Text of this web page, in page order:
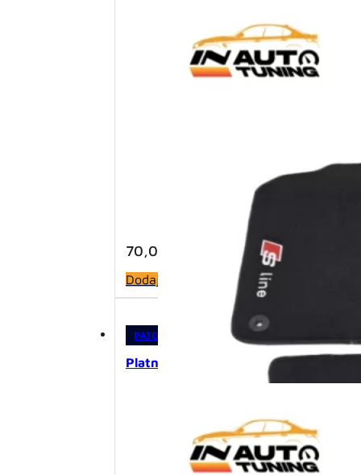
70,00
Dodaj u korpu
PATOSNICE PLATNENE PATOSNICE
Platnene patosnice – Audi A3 8P S-